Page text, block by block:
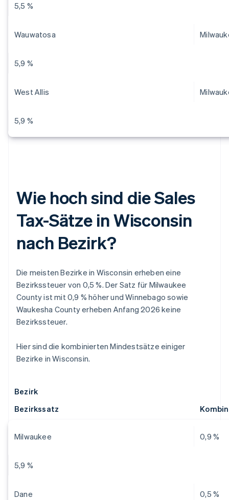
5,5 %
Wauwatosa
5,9 %
West Allis
5,9 %
Wie hoch sind die Sales
Tax-Sätze in Wisconsin
nach Bezirk?
Die meisten Bezirke in Wisconsin erheben eine
Bezirkssteuer von 0,5 %. Der Satz für Milwaukee
County ist mit 0,9 % höher und Winnebago sowie
Waukesha County erheben Anfang 2026 keine
Bezirkssteuer.
Hier sind die kombinierten Mindestsätze einiger
Bezirke in Wisconsin.
Bezirk
Bezirkssatz
Milwaukee 0,9 %
5,9 %
Dane 0,5 %